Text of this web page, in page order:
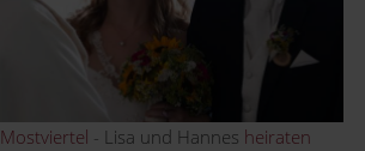
Mostviertel - Lisa und Hannes heiraten